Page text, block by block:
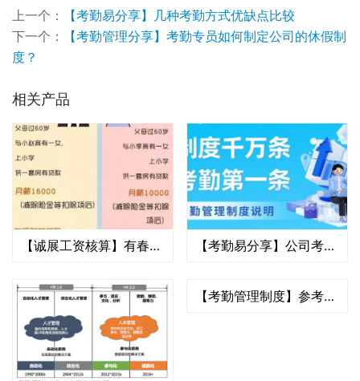
上一个：
【考勤易分享】几种考勤方式优缺点比较
下一个：
【考勤管理分享】考勤专员如何制定公司的休假制
度？
相关产品
【诚展工资核算】有春节假期又遇到新个税的2019年2月工资该怎样发？ 【考勤易分享】公司考勤及休假管理制度参考样本
【考勤管理制度】参考各个公司考勤管理制度继续发布,供大家参考一下，可以结合自身改进借鉴！